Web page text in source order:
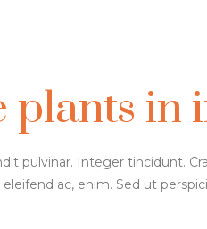
plants in
pulvinar. Integer tincidunt.
ac, enim. Sed ut